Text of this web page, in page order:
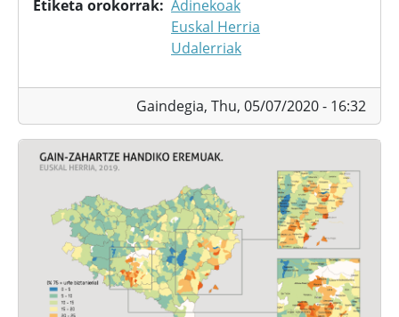
Etiketa orokorrak Adinekoak
Euskal Herria
Udalerriak
Gaindegia, Thu, 05/07/2020 - 16:32